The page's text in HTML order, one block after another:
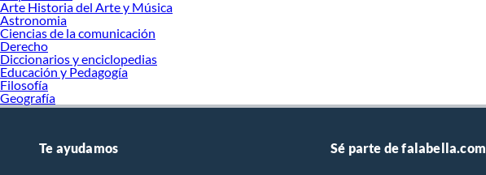
Arte Historia del Arte y Música
Astronomia
Ciencias de la comunicación
Derecho
Diccionarios y enciclopedias
Educación y Pedagogía
Filosofía
Geografía
Te ayudamos Sé parte de falabella.com